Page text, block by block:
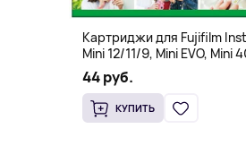
Картриджи для Fujifilm
Mini 12/11/9, Mini EVO, Mini
Mini Liplay, Mini Link, Mini 90
instant, 10 штук
44 руб.
КУПИТЬ